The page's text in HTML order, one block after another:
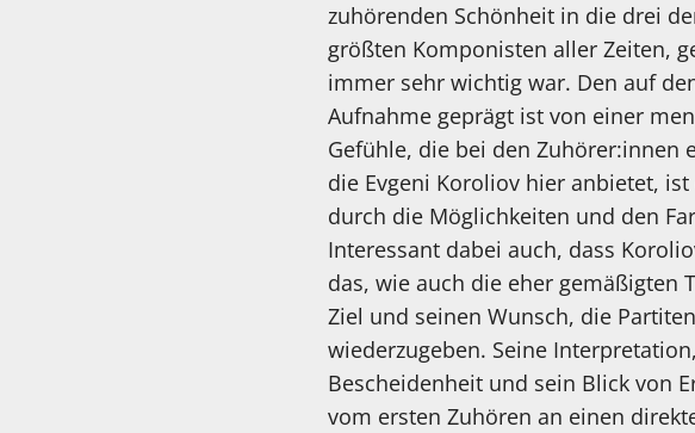
zuhörenden Schönheit in die drei
größten Komponisten aller Zeiten,
immer sehr wichtig war. Den auf
Aufnahme geprägt ist von einer
Gefühle, die bei den Zuhörer:innen
die Evgeni Koroliov hier anbietet,
durch die Möglichkeiten und den
Interessant dabei auch, dass
das, wie auch die eher gemäßigten
Ziel und seinen Wunsch, die
wiederzugeben. Seine
Bescheidenheit und sein Blick von
vom ersten Zuhören an einen